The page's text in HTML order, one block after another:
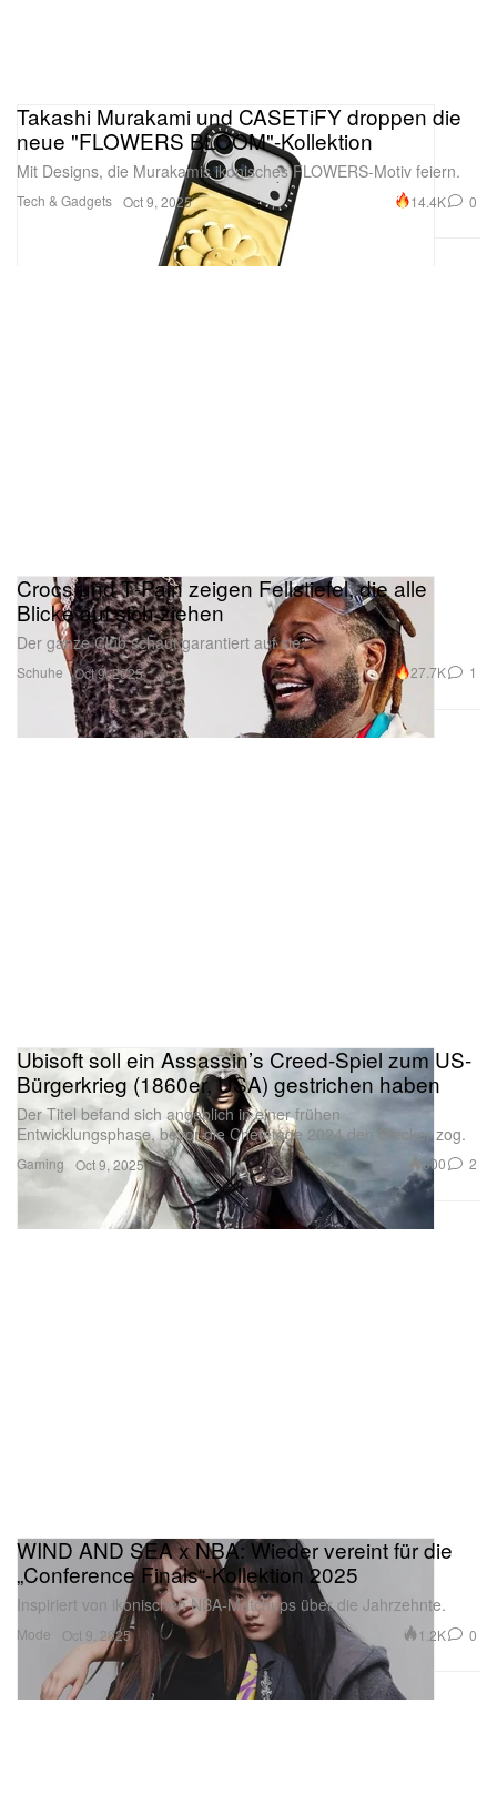
Tech & Gadgets
Takashi Murakami und CASETiFY droppen die
neue "FLOWERS BLOOM"-Kollektion
Mit Designs, die Murakamis ikonisches FLOWERS-Motiv feiern.
Oct 9, 2025 14.4K 0
Schuhe
Crocs und T‑Pain zeigen Fellstiefel, die alle
Blicke auf sich ziehen
Der ganze Club schaut garantiert auf sie.
Oct 9, 2025 27.7K 1
Gaming
Ubisoft soll ein Assassin’s Creed-Spiel zum US-
Bürgerkrieg (1860er, USA) gestrichen haben
Der Titel befand sich angeblich in einer frühen
Entwicklungsphase, bevor die Chefetage 2024 den Stecker zog.
Oct 9, 2025 600 2
Mode
WIND AND SEA x NBA: Wieder vereint für die
„Conference Finals“-Kollektion 2025
Inspiriert von ikonischen NBA‑Matchups über die Jahrzehnte.
Oct 9, 2025 1.2K 0